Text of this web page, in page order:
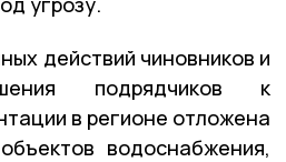
действий чиновников и
подрядчиков к
в регионе отложена
водоснабжения,